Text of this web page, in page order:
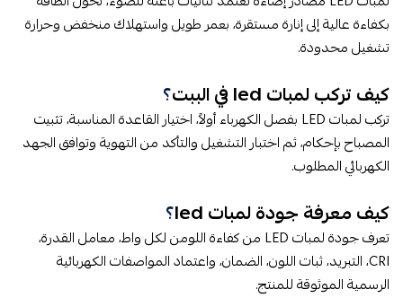
بكفاءة عالية إلى إنارة مستقرة، بعمر طويل واستهلاك منخفض وحرارة
تشغيل محدودة.
كيف تركب لمبات led في الببت​​ ​؟
تركب لمبات LED بفصل الكهرباء أولاً، اختيار القاعدة المناسبة، تثبيت
المصباح بإحكام، ثم اختبار التشغيل والتأكد من التهوية وتوافق الجهد
الكهربائي المطلوب.
كيف معرفة جودة لمبات led​​ ​؟
تعرف جودة لمبات LED من كفاءة اللومن لكل واط، معامل القدرة،
CRI، التبريد، ثبات اللون، الضمان، واعتماد المواصفات الكهربائية
الرسمية الموثوقة للمنتج.